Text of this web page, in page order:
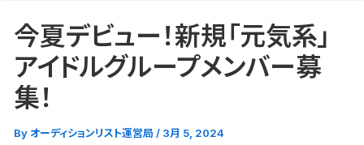
今夏デビュー！新規「元気系」
アイドルグループメンバー募
集！
By オーディションリスト運営局 / 3月 5, 2024